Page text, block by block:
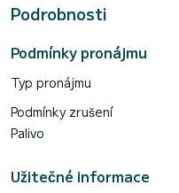
Podrobnosti
Podmínky pronájmu
Typ pronájmu
Podmínky zrušení
Palivo
Užitečné informace